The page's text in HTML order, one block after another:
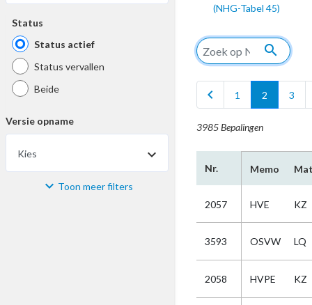
Status
Status actief
Status vervallen
Beide
Versie opname
Kies
Materiaal Toon meer filters
(NHG-Tabel 45)
search
chevron_left 1 2 3
3985 Bepalingen
Nr. Memo
2057 HVE KZ
3593 OSVW LQ
2058 HVPE KZ